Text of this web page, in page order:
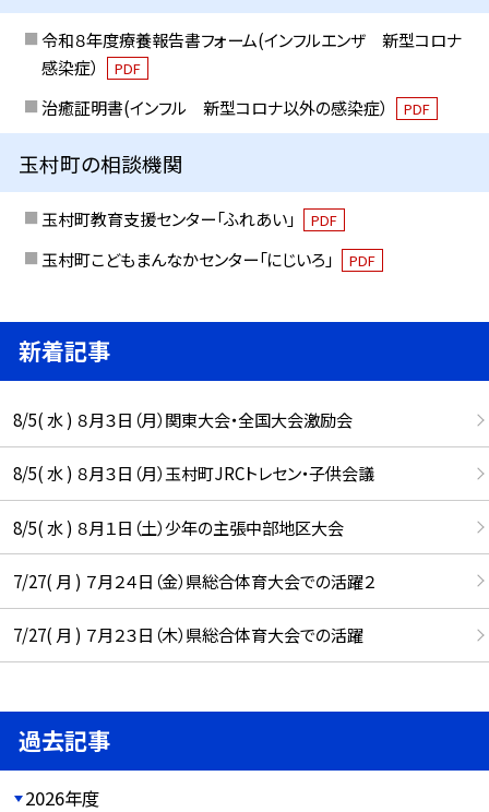
令和８年度療養報告書フォーム(インフルエンザ 新型コロナ
感染症）
PDF
治癒証明書(インフル 新型コロナ以外の感染症） PDF
玉村町の相談機関
玉村町教育支援センター「ふれあい」 PDF
玉村町こどもまんなかセンター「にじいろ」 PDF
新着記事
8/5( 水 ) ８月３日（月）関東大会・全国大会激励会
8/5( 水 ) ８月３日（月）玉村町JRCトレセン・子供会議
8/5( 水 ) ８月１日（土）少年の主張中部地区大会
7/27( 月 ) ７月２４日（金）県総合体育大会での活躍２
7/27( 月 ) ７月２３日（木）県総合体育大会での活躍
過去記事
2026年度